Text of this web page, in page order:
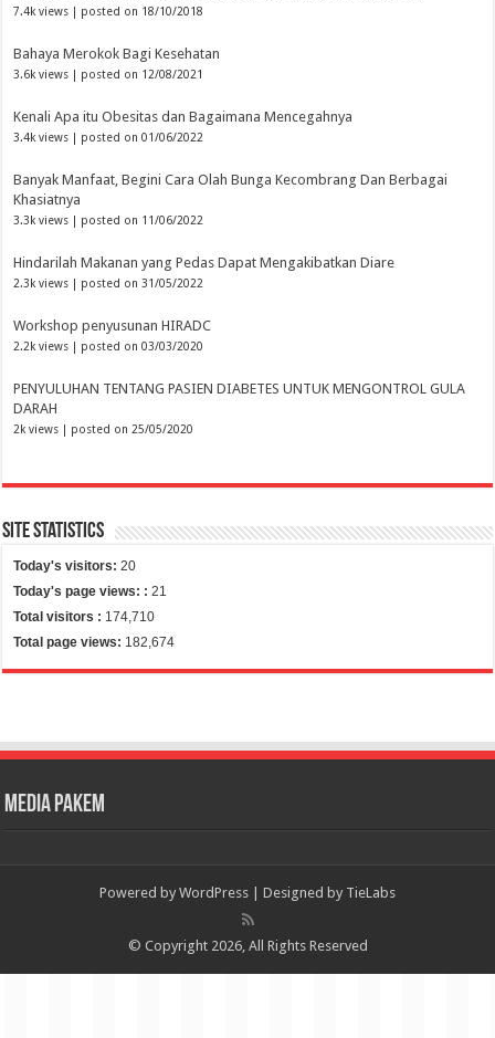
7.4k views | posted on 18/10/2018
Bahaya Merokok Bagi Kesehatan
3.6k views | posted on 12/08/2021
Kenali Apa itu Obesitas dan Bagaimana Mencegahnya
3.4k views | posted on 01/06/2022
Banyak Manfaat, Begini Cara Olah Bunga Kecombrang Dan Berbagai
Khasiatnya
3.3k views | posted on 11/06/2022
Hindarilah Makanan yang Pedas Dapat Mengakibatkan Diare
2.3k views | posted on 31/05/2022
Workshop penyusunan HIRADC
2.2k views | posted on 03/03/2020
PENYULUHAN TENTANG PASIEN DIABETES UNTUK MENGONTROL GULA
DARAH
2k views | posted on 25/05/2020
Site Statistics
Today's visitors:20
Today's page views: :21
Total visitors : 174,710
Total page views: 182,674
Media Pakem
Powered by WordPress | Designed by TieLabs
© Copyright 2026, All Rights Reserved